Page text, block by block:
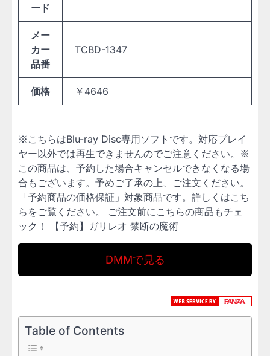
ード
メー
カー
品番
TCBD-1347
価格 ￥4646
※こちらはBlu-ray Disc専用ソフトです。対応プレイ
ヤー以外では再生できませんのでご注意ください。※
この商品は、予約した場合キャンセルできなくなる場
合もございます。予めご了承の上、ご注文ください。
「予約商品の価格保証」対象商品です。詳しくはこち
らをご覧ください。 ご注文前にこちらの商品もチェ
ック！ 【予約】ガリレオ 禁断の魔術
DMMで見る
Table of Contents